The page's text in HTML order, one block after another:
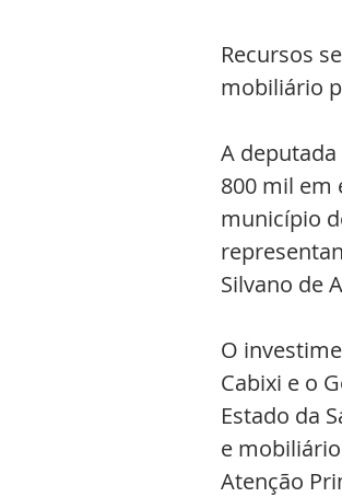
Recursos
mobiliário
A
800 mil em
município
Silvano de
O
Cabixi e o
Estado da
e
Atenção